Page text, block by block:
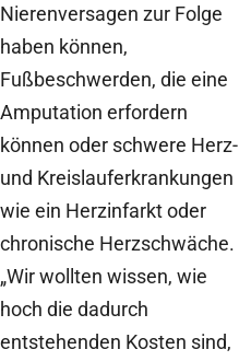
Nierenversagen zur Folge
haben können,
Fußbeschwerden, die eine
Amputation erfordern
können oder schwere Herz-
und Kreislauferkrankungen
wie ein Herzinfarkt oder
chronische Herzschwäche.
„Wir wollten wissen, wie
hoch die dadurch
entstehenden Kosten sind,